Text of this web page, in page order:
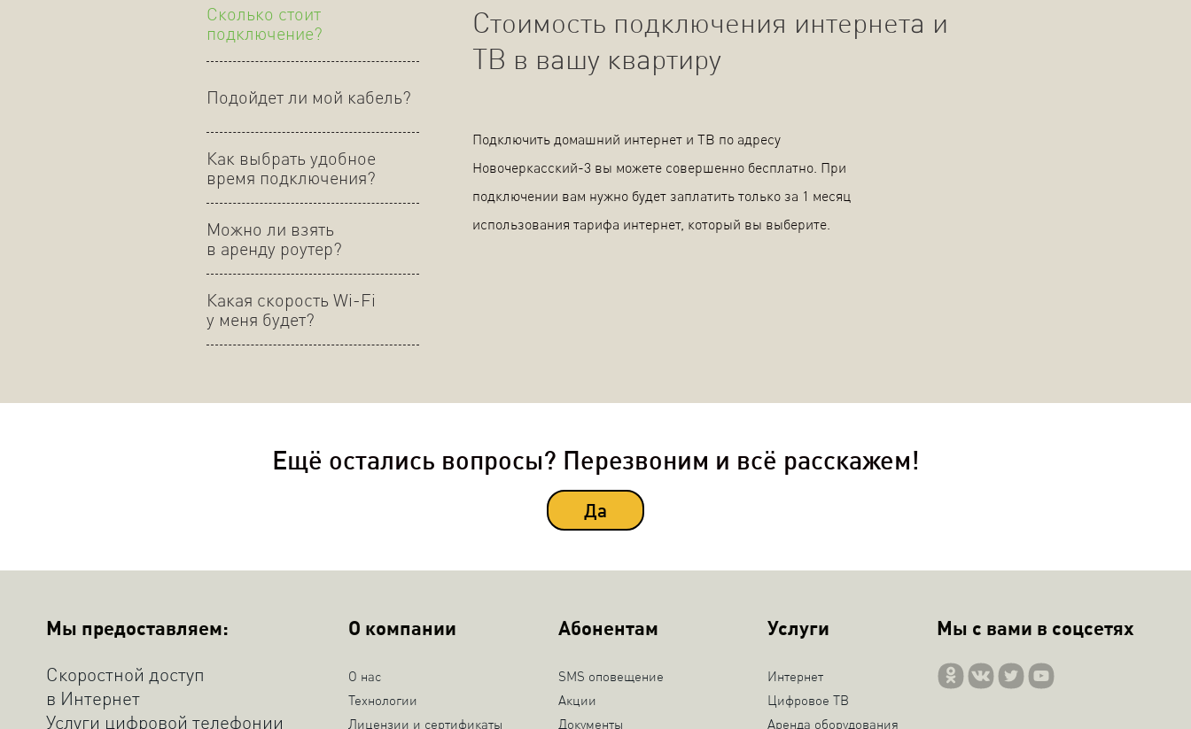
Сколько стоит
подключение?
Подойдет ли мой кабель?
Как выбрать удобное
время подключения?
Можно ли взять
в аренду роутер?
Какая скорость Wi-Fi
у меня будет?
Стоимость подключения интернета и
ТВ в вашу квартиру
Подключить домашний интернет и ТВ по адресу
Новочеркасский-3 вы можете совершенно бесплатно. При
подключении вам нужно будет заплатить только за 1 месяц
использования тарифа интернет, который вы выберите.
Ещё остались вопросы? Перезвоним и всё расскажем!
Да
Мы предоставляем:
Скоростной доступ
в Интернет
Услуги цифровой телефонии
О компании
О нас
Технологии
Лицензии и сертификаты
Абонентам
SMS оповещение
Акции
Документы
Услуги
Интернет
Цифровое ТВ
Аренда оборудования
Мы с вами в соцсетях